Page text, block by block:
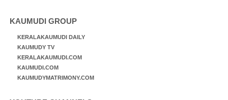
KAUMUDI GROUP
KERALAKAUMUDI DAILY
KAUMUDY TV
KERALAKAUMUDI.COM
KAUMUDI.COM
KAUMUDYMATRIMONY.COM